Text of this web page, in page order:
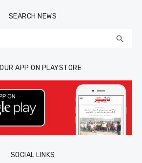
SEARCH NEWS
search
APP ON PLAYSTORE
SOCIAL LINKS